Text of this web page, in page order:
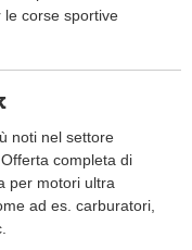
le corse sportive
noti nel settore
completa di
per motori ultra
ad es. carburatori,